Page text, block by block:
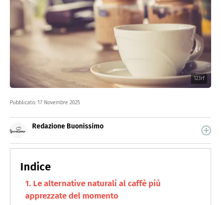
123rf
Pubblicato: 17 Novembre 2025
Redazione Buonissimo
quale trovi idee veloci, facili e spiegate passo passo.
Le alternative naturali al caffè più
apprezzate del momento